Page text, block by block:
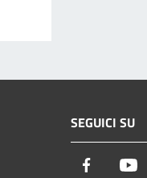
SEGUICI SU
Facebook